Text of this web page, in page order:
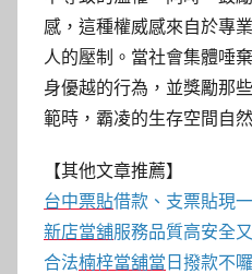
感，這種權威感來自於專
人的壓制。當社會集體唾
身優越的行為，並獎勵那
範時，霸凌的生存空間自
【其他文章推薦】
台中票貼借款、支票貼現
新店當舖服務品質高安全
合法楠梓當舖當 日撥款不